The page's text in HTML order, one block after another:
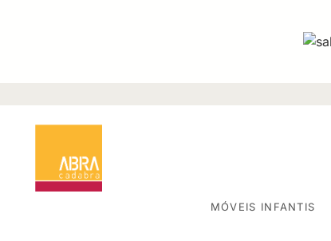
MÓVEIS INFANTIS